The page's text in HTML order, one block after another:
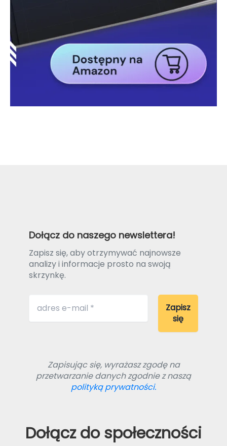
Dołącz do naszego newslettera!
Zapisz się, aby otrzymywać najnowsze
analizy i informacje prosto na swoją
skrzynkę.
Zapisując się, wyrażasz zgodę na
przetwarzanie danych zgodnie z naszą
polityką prywatności.
Dołącz do społeczności